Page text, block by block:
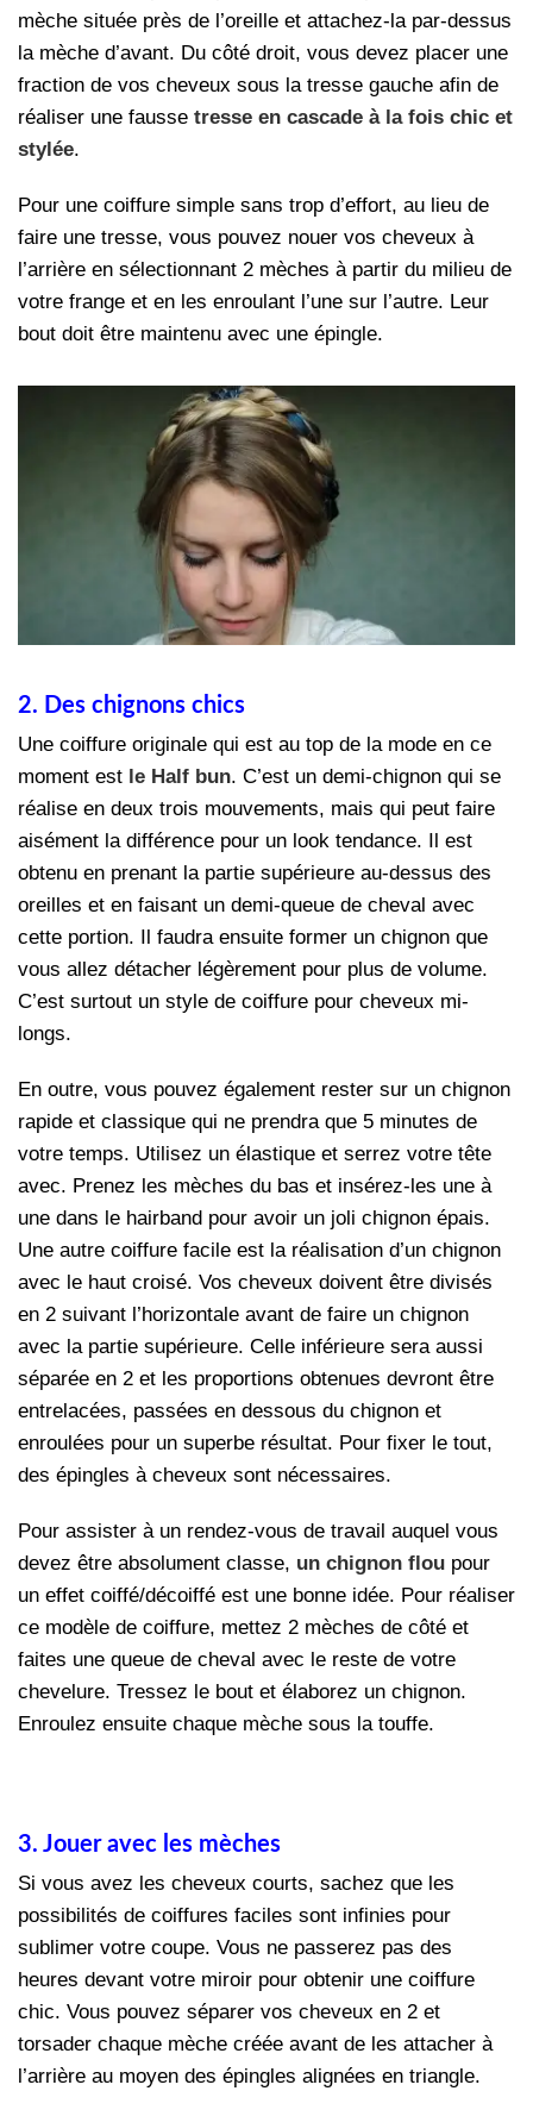
mèche située près de l’oreille et attachez-la par-dessus
la mèche d’avant. Du côté droit, vous devez placer une
fraction de vos cheveux sous la tresse gauche afin de
réaliser une fausse tresse en cascade à la fois chic et
stylée.
Pour une coiffure simple sans trop d’effort, au lieu de
faire une tresse, vous pouvez nouer vos cheveux à
l’arrière en sélectionnant 2 mèches à partir du milieu de
votre frange et en les enroulant l’une sur l’autre. Leur
bout doit être maintenu avec une épingle.
2. Des chignons chics
Une coiffure originale qui est au top de la mode en ce
moment est le Half bun. C’est un demi-chignon qui se
réalise en deux trois mouvements, mais qui peut faire
aisément la différence pour un look tendance. Il est
obtenu en prenant la partie supérieure au-dessus des
oreilles et en faisant un demi-queue de cheval avec
cette portion. Il faudra ensuite former un chignon que
vous allez détacher légèrement pour plus de volume.
C’est surtout un style de coiffure pour cheveux mi-
longs.
En outre, vous pouvez également rester sur un chignon
rapide et classique qui ne prendra que 5 minutes de
votre temps. Utilisez un élastique et serrez votre tête
avec. Prenez les mèches du bas et insérez-les une à
une dans le hairband pour avoir un joli chignon épais.
Une autre coiffure facile est la réalisation d’un chignon
avec le haut croisé. Vos cheveux doivent être divisés
en 2 suivant l’horizontale avant de faire un chignon
avec la partie supérieure. Celle inférieure sera aussi
séparée en 2 et les proportions obtenues devront être
entrelacées, passées en dessous du chignon et
enroulées pour un superbe résultat. Pour fixer le tout,
des épingles à cheveux sont nécessaires.
Pour assister à un rendez-vous de travail auquel vous
devez être absolument classe, un chignon flou pour
un effet coiffé/décoiffé est une bonne idée. Pour réaliser
ce modèle de coiffure, mettez 2 mèches de côté et
faites une queue de cheval avec le reste de votre
chevelure. Tressez le bout et élaborez un chignon.
Enroulez ensuite chaque mèche sous la touffe.
3. Jouer avec les mèches
Si vous avez les cheveux courts, sachez que les
possibilités de coiffures faciles sont infinies pour
sublimer votre coupe. Vous ne passerez pas des
heures devant votre miroir pour obtenir une coiffure
chic. Vous pouvez séparer vos cheveux en 2 et
torsader chaque mèche créée avant de les attacher à
l’arrière au moyen des épingles alignées en triangle.